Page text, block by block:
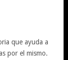
que ayuda a
por el mismo.